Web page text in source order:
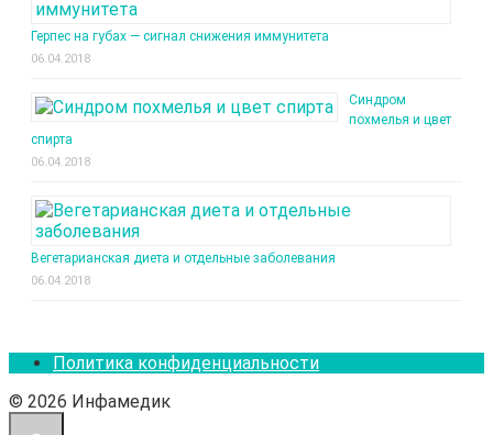
Герпес на губах — сигнал снижения иммунитета
06.04.2018
Синдром
похмелья и цвет
спирта
06.04.2018
Вегетарианская диета и отдельные заболевания
06.04.2018
Политика конфиденциальности
© 2026 Инфамедик